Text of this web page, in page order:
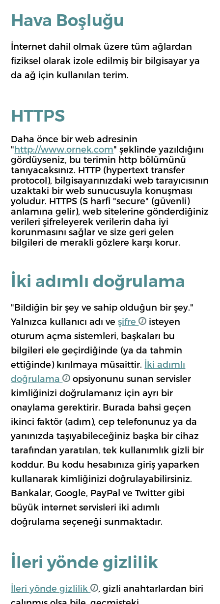
Hava Boşluğu
İnternet dahil olmak üzere tüm ağlardan
fiziksel olarak izole edilmiş bir bilgisayar ya
da ağ için kullanılan terim.
HTTPS
Daha önce bir web adresinin
"http://www.ornek.com" şeklinde yazıldığını
gördüyseniz, bu terimin http bölümünü
tanıyacaksınız. HTTP (hypertext transfer
protocol), bilgisayarınızdaki web tarayıcısının
uzaktaki bir web sunucusuyla konuşması
yoludur. HTTPS (S harfi "secure" (güvenli)
anlamına gelir), web sitelerine gönderdiğiniz
verileri şifreleyerek verilerin daha iyi
korunmasını sağlar ve size geri gelen
bilgileri de merakli gözlere karşı korur.
İki adımlı doğrulama
"Bildiğin bir şey ve sahip olduğun bir şey."
Yalnızca kullanıcı adı ve şifre
isteyen
oturum açma sistemleri, başkaları bu
bilgileri ele geçirdiğinde (ya da tahmin
ettiğinde) kırılmaya müsaittir. İki adımlı
doğrulama
opsiyonunu sunan servisler
kimliğinizi doğrulamanız için ayrı bir
onaylama gerektirir. Burada bahsi geçen
ikinci faktör (adım), cep telefonunuz ya da
yanınızda taşıyabileceğiniz başka bir cihaz
tarafından yaratılan, tek kullanımlık gizli bir
koddur. Bu kodu hesabınıza giriş yaparken
kullanarak kimliğinizi doğrulayabilirsiniz.
Bankalar, Google, PayPal ve Twitter gibi
büyük internet servisleri iki adımlı
doğrulama seçeneği sunmaktadır.
İleri yönde gizlilik
İleri yönde gizlilik
, gizli anahtarlardan biri